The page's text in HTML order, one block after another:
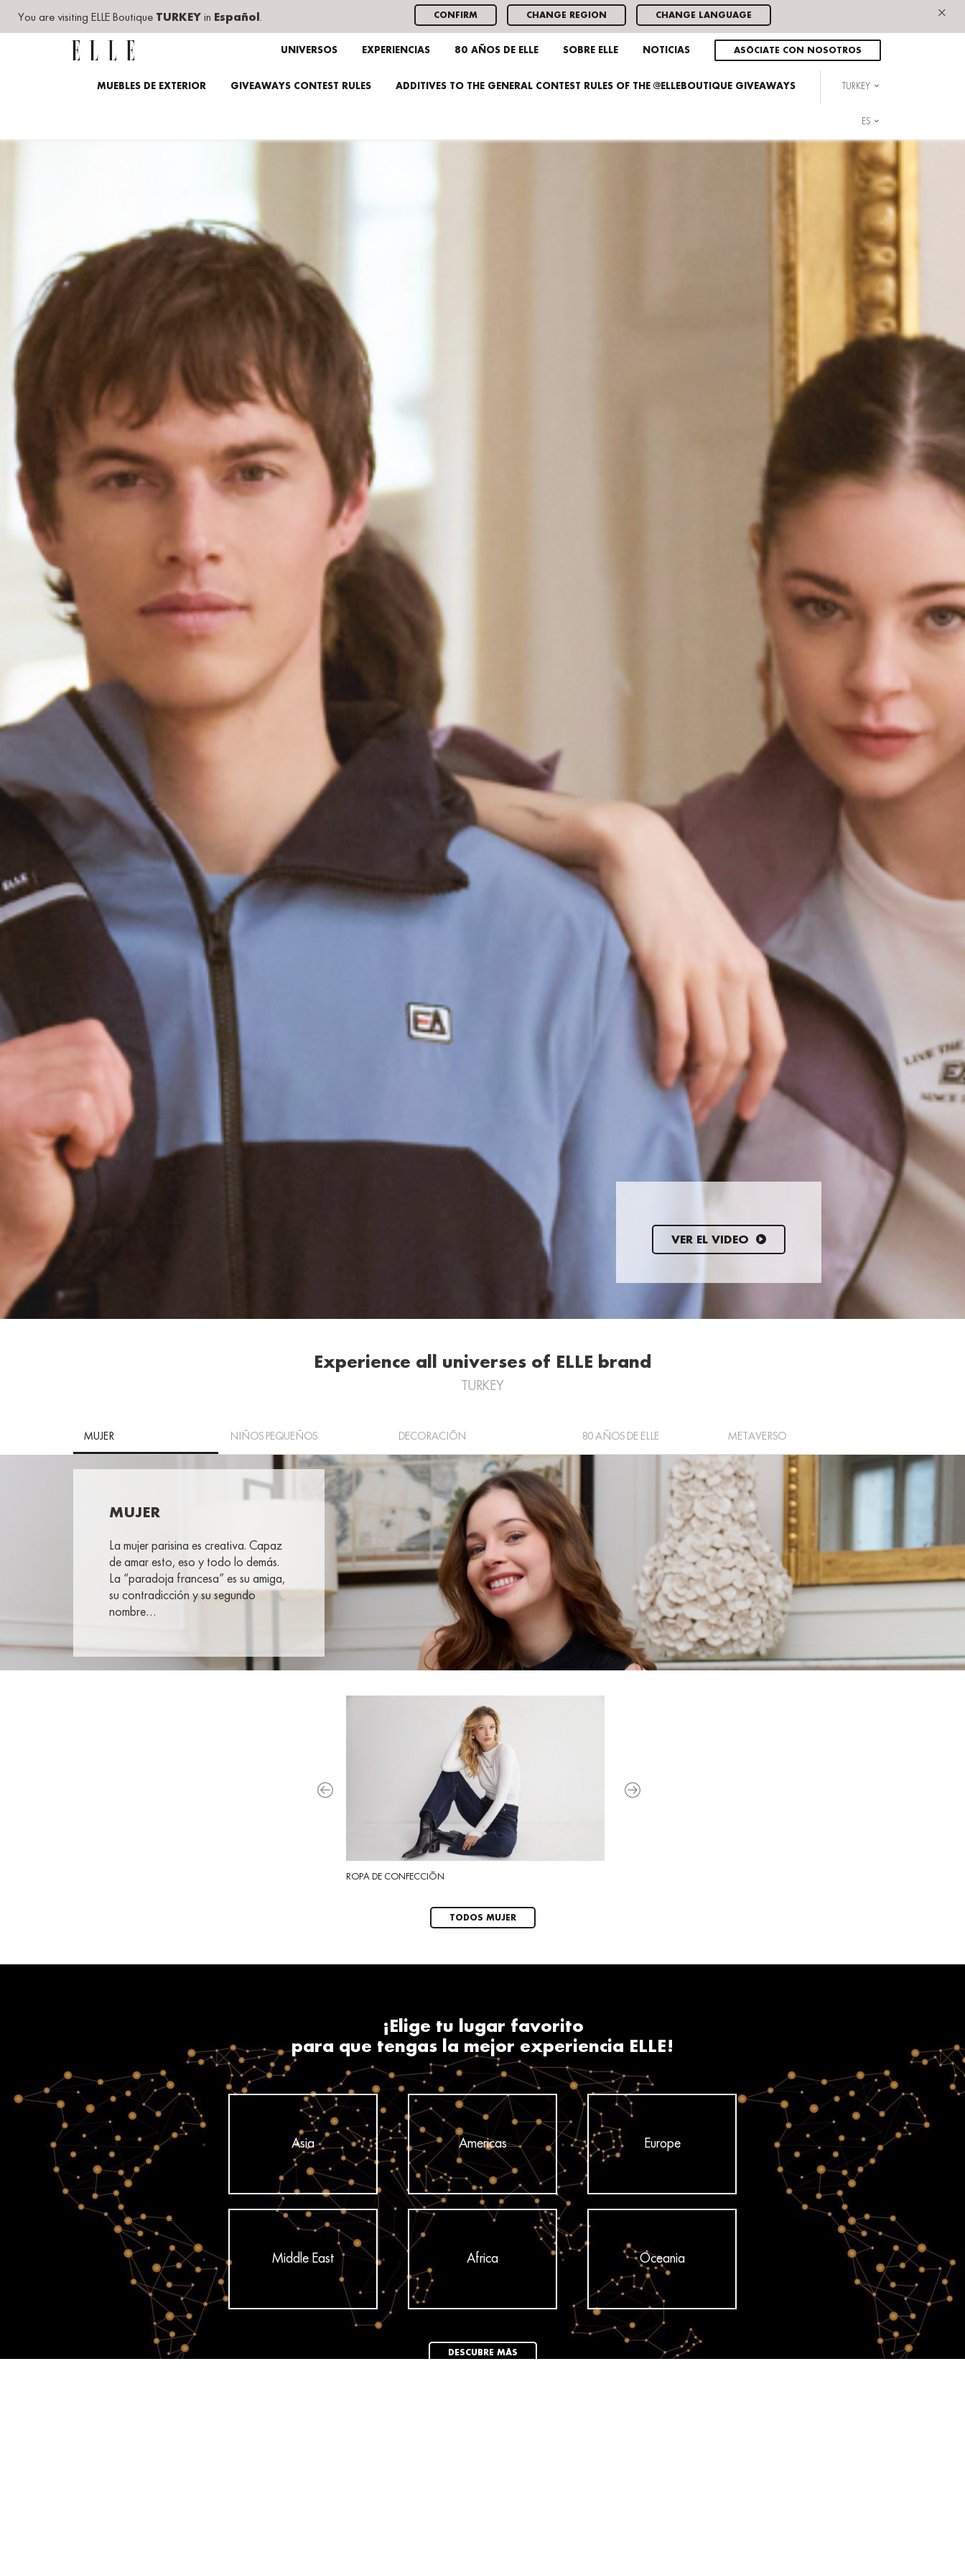
You are visiting ELLE Boutique TURKEY in Español . CONFIRM CHANGE REGION CHANGE LANGUAGE ×
UNIVERSOS EXPERIENCIAS 80 AÑOS DE ELLE SOBRE ELLE NOTICIAS ASÓCIATE CON NOSOTROS
MUEBLES DE EXTERIOR GIVEAWAYS CONTEST RULES ADDITIVES TO THE GENERAL CONTEST RULES OF THE @ELLEBOUTIQUE GIVEAWAYS TURKEY
ES
VER EL VIDEO
Experience all universes of ELLE brand
TURKEY
MUJER NIÑOS PEQUEÑOS DECORACIÓN 80 AÑOS DE ELLE METAVERSO
MUJER
La mujer parisina es creativa. Capaz
de amar esto, eso y todo lo demás.
La “paradoja francesa” es su amiga,
su contradicción y su segundo
nombre…
ROPA DE CONFECCIÓN
TODOS MUJER
¡Elige tu lugar favorito
para que tengas la mejor experiencia ELLE!
Asia Americas Europe
Middle East Africa Oceania
DESCUBRE MÁS